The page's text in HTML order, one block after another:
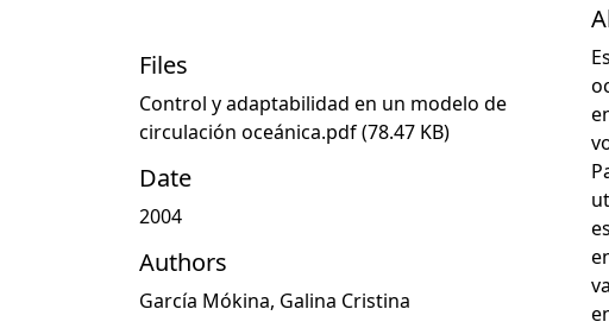
Files
Control y adaptabilidad en un modelo de
circulación oceánica.pdf(78.47 KB)
Date
2004
Authors
García Mókina, Galina Cristina